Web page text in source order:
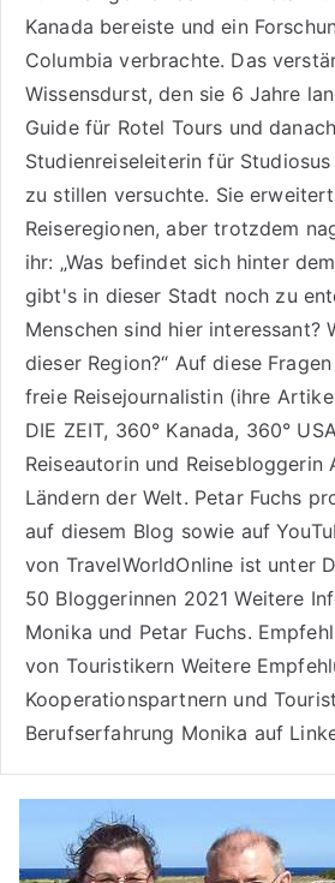
Kanada bereiste und ein
Columbia verbrachte. Das
Wissensdurst, den sie 6 Jahre
Guide für Rotel Tours und
Studienreiseleiterin für Studiosus
zu stillen versuchte. Sie
Reiseregionen, aber trotzdem
ihr: „Was befindet sich hinter
gibt's in dieser Stadt noch zu
Menschen sind hier interessant?
dieser Region?“ Auf diese
freie Reisejournalistin (ihre
DIE ZEIT, 360° Kanada, 360°
Reiseautorinund Reisebloggerin
Ländern der Welt. Petar Fuchs
auf diesem Blog sowie auf
von TravelWorldOnline ist unter
50 Bloggerinnen 2021 Weitere
Monika und Petar Fuchs.
von Touristikern Weitere
Kooperationspartnern und
Berufserfahrung Monika auf